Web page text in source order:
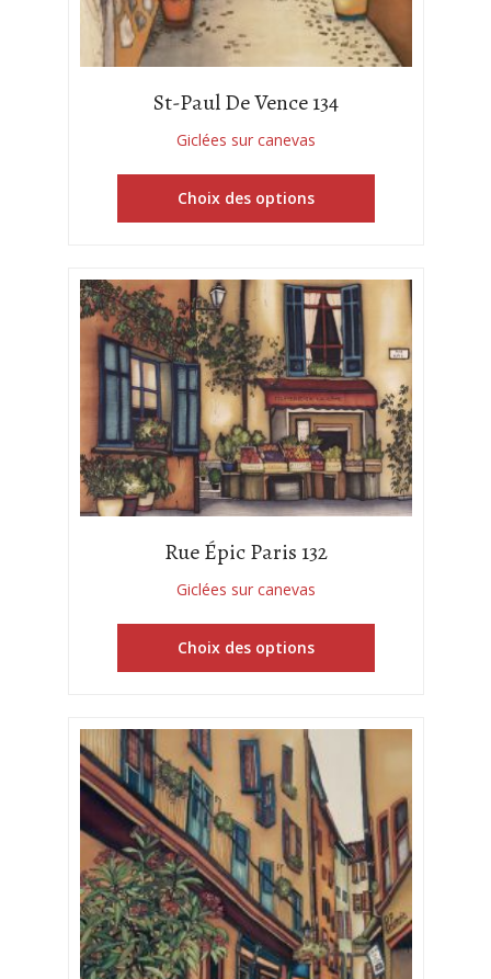
St-Paul De Vence 134
Giclées sur canevas
Choix des options
Rue Épic Paris 132
Giclées sur canevas
Choix des options